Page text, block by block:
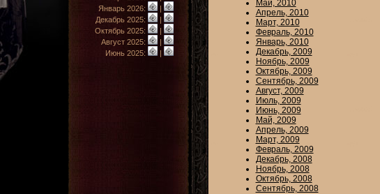
Январь 2026:
|
Декабрь 2025:
|
Октябрь 2025:
|
Август 2025:
|
Июнь 2025:
|
Май, 2010
Апрель, 2010
Март, 2010
Февраль, 2010
Январь, 2010
Декабрь, 2009
Ноябрь, 2009
Октябрь, 2009
Сентябрь, 2009
Август, 2009
Июль, 2009
Июнь, 2009
Май, 2009
Апрель, 2009
Март, 2009
Февраль, 2009
Декабрь, 2008
Ноябрь, 2008
Октябрь, 2008
Сентябрь, 2008